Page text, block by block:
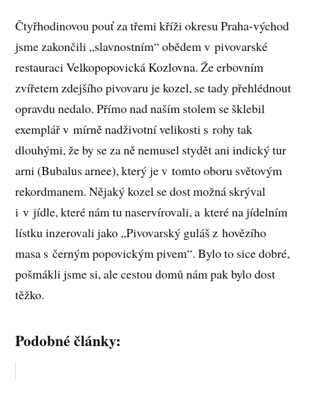
Čtyřhodinovou pouť za třemi kříži okresu Praha-východ
jsme zakončili „slavnostním“ obědem v pivovarské
restauraci Velkopopovická Kozlovna. Že erbovním
zvířetem zdejšího pivovaru je kozel, se tady přehlédnout
opravdu nedalo. Přímo nad naším stolem se šklebil
exemplář v mírně nadživotní velikosti s rohy tak
dlouhými, že by se za ně nemusel stydět ani indický tur
arni (Bubalus arnee), který je v tomto oboru světovým
rekordmanem. Nějaký kozel se dost možná skrýval
i v jídle, které nám tu naservírovali, a které na jídelním
lístku inzerovali jako „Pivovarský guláš z hovězího
masa s černým popovickým pivem“. Bylo to sice dobré,
pošmákli jsme si, ale cestou domů nám pak bylo dost
těžko.
Podobné články: